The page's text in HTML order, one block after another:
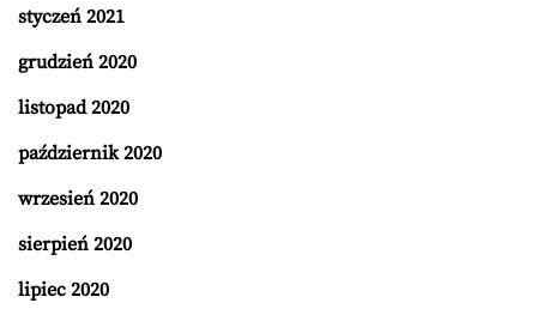
styczeń 2021
grudzień 2020
listopad 2020
październik 2020
wrzesień 2020
sierpień 2020
lipiec 2020